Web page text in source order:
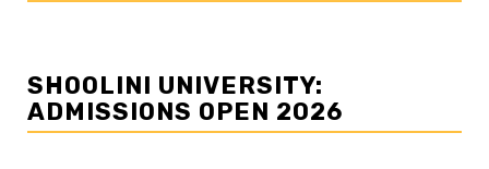
SHOOLINI UNIVERSITY:
ADMISSIONS OPEN 2026